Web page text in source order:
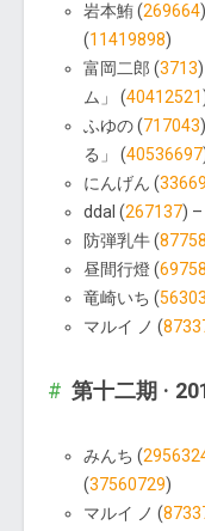
岩本鮪 (269664
(11419898)
富岡二郎 (3713
ム」 (40412521
ふゆの (717043
る」 (40536697
にんげん (
ddal (267137)
防弾乳牛 (
昼間行燈 (
竜崎いち (
マルイ ノ (
第十二期 ·
みんち (
(37560729)
マルイ ノ (